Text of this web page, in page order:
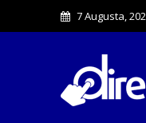
7 Augusta,